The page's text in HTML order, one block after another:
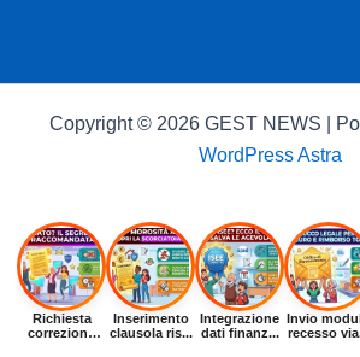
Copyright © 2026 GEST NEWS |
WordPress Astra
Richiesta
correzione
Inserimento
clausola ris...
Integrazione
dati finanz...
Invio
recesso